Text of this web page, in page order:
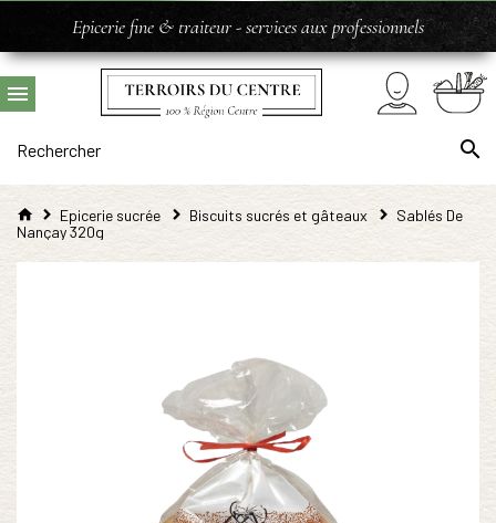
Epicerie fine & traiteur - services aux professionnels
Epicerie sucrée Biscuits sucrés et gâteaux
Sablés De
Nançay 320g